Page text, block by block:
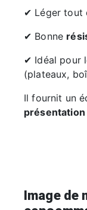
✔ Léger tout
✔ Bonne
✔ Idéal pour
(plateaux,
Il fournit un
Image de